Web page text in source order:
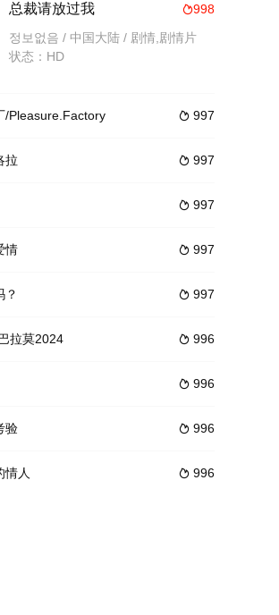
香山は幼なじみで、対照的な性格でありながらも
突变体首领后宫里育龄
穿插九次演唱会，在雪白空无的南极大陆，人失去了
998
总裁请放过我
정보없음 / 中国大陆 / 剧情,剧情片
状态：HD
 997
/Pleasure.Factory
 997
拉
 997
 997
情
 997
？
 996
拉莫2024
 996
 996
验
 996
情人